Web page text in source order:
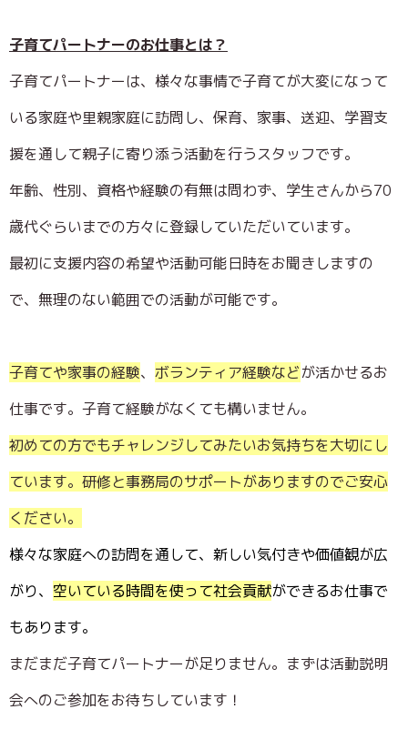
子育てパートナーのお仕事とは？
子育てパートナーは、様々な事情で子育てが大変になって
いる家庭や里親家庭に訪問し、保育、家事、送迎、学習支
援を通して親子に寄り添う活動を行うスタッフです。
年齢、性別、資格や経験の有無は問わず、学生さんから70
歳代ぐらいまでの方々に登録していただいています。
最初に支援内容の希望や活動可能日時をお聞きしますの
で、無理のない範囲での活動が可能です。
子育てや家事の経験、 ボランティア経験などが活かせるお
仕事です。子育て経験がなくても構いません。
初めての方でもチャレンジしてみたいお気持ちを大切にし
ています。研修と事務局のサポートがありますのでご安心
ください。
様々な家庭への訪問を通して、新しい気付きや価値観が広
がり、 空いている時間を使って社会貢献ができるお仕事で
もあります。
まだまだ子育てパートナーが足りません。 まずは活動説明
会へのご参加をお待ちしています！